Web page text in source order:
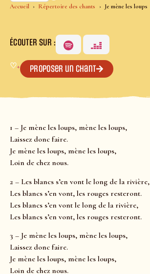
Accueil Répertoire des chants Je mène les loups
ÉCOUTER SUR :
♡+ Proposer un chant
1 – Je mène les loups, mène les loups,
Laissez donc faire.
Je mène les loups, mène les loups,
Loin de chez nous.
2 – Les blancs s’en vont le long de la rivière,
Les blancs s’en vont, les rouges resteront.
Les blancs s’en vont le long de la rivière,
Les blancs s’en vont, les rouges resteront.
3 – Je mène les loups, mène les loups,
Laissez donc faire.
Je mène les loups, mène les loups,
Loin de chez nous.